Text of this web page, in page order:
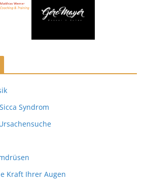
Syndrom
Kraft Ihrer Augen